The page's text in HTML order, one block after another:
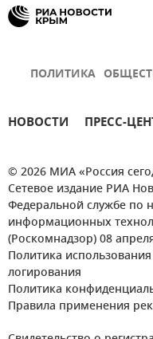
ПОЛИТИКА
НОВОСТИ ПРЕСС-
© 2026 МИА «Россия
Сетевое издание РИА
Федеральной службе по
информационных
(Роскомнадзор) 08
Политика
логирования
Политика
Правила применения